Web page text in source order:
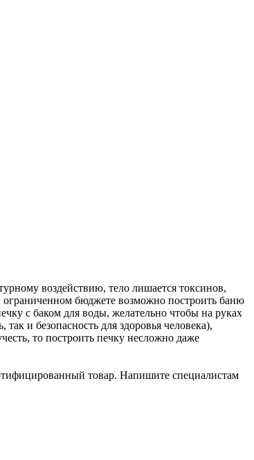
воздействию, тело лишается токсинов,
ограниченном бюджете возможно построить баню
c баком для воды, желательно чтобы на руках
и безопасность для здоровья человека),
то построить печку несложно даже
товар. Напишите специалистам